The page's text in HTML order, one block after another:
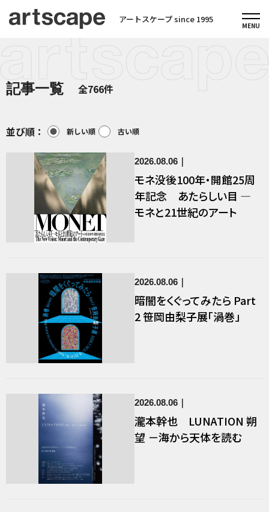
アートスケープ since 1995
記事一覧 全766件
並び順： 新しい順 古い順
2026.08.06
モネ没後100年・開館25周
年記念 あたらしい目 ―
モネと21世紀のアート
2026.08.06
暗闇をくぐってみたら Part
2 笹岡由梨子展「渦巻」
2026.08.06
瀧本幹也 LUNATION 朔
望 －海から天体を読む